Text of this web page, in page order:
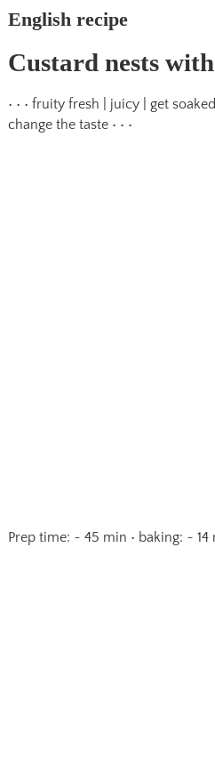
English recipe
Custard nests
• • • fruity fresh | juicy | get
change the taste • • •
Prep time: ~ 45 min • baking: ~ 14